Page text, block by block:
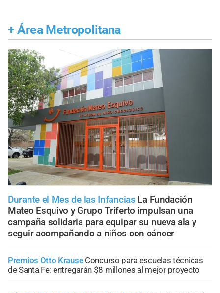
+ Área Metropolitana
Durante el Mes de las Infancias La Fundación
Mateo Esquivo y Grupo Triferto impulsan una
campaña solidaria para equipar su nueva ala y
seguir acompañando a niños con cáncer
Premios Otto Krause Concurso para escuelas técnicas
de Santa Fe: entregarán $8 millones al mejor proyecto